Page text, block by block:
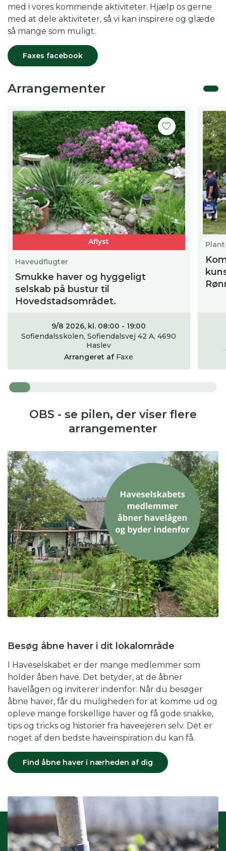
med i vores kommende aktiviteter. Hjælp os gerne
med at dele aktiviteter, så vi kan inspirere og glæde
så mange som muligt.
Faxes facebook
Arrangementer
Aflyst
Haveudflugter
Smukke haver og hyggeligt
selskab på bustur til
Hovedstadsområdet.
9/8 2026, kl. 08:00 - 19:00
Sofiendalsskolen, Sofiendalsvej 42 A, 4690
Haslev
Arrangeret af Faxe
OBS - se pilen, der viser flere
arrangementer
Besøg åbne haver i dit lokalområde
I Haveselskabet er der mange medlemmer som
holder åben have. Det betyder, at de åbner
havelågen og inviterer indenfor. Når du besøger
åbne haver, får du muligheden for at komme ud og
opleve mange forskellige haver og få gode snakke,
tips og tricks og historier fra haveejeren selv. Det er
noget af den bedste haveinspiration du kan få.
Find åbne haver i nærheden af dig